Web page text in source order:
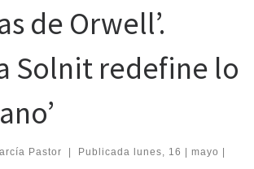
de Orwell’.
Solnit redefine lo
Pastor | Publicada lunes, 16 | mayo |